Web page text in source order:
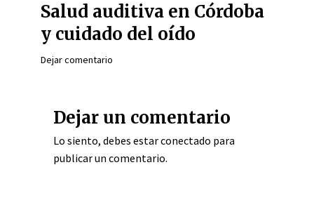
Salud auditiva en Córdoba
y cuidado del oído
Dejar comentario
Dejar un comentario
Lo siento, debes estarconectado para
publicar un comentario.